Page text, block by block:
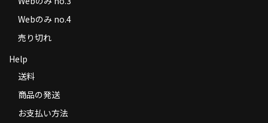
Webのみ no.4
売り切れ
Help
送料
商品の発送
お支払い方法